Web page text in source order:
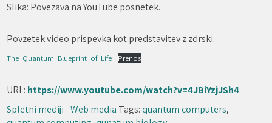
Slika: Povezava na YouTube posnetek.
Povzetek video prispevka kot predstavitev z zdrski.
The_Quantum_Blueprint_of_Life Prenos
URL: https://www.youtube.com/watch?v=4JBiYzjJSh4
Spletni mediji - Web media Tags:quantum computers,